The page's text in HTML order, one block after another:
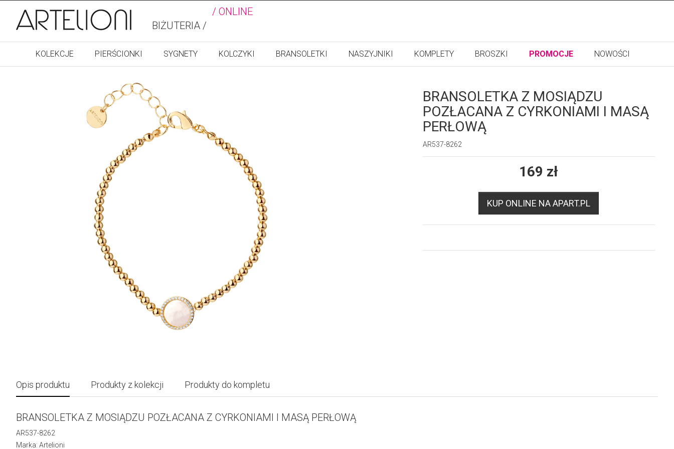
/ ONLINE
BIŻUTERIA /
KOLEKCJE PIERŚCIONKI SYGNETY KOLCZYKI BRANSOLETKI NASZYJNIKI KOMPLETY BROSZKI PROMOCJE NOWOŚCI
BRANSOLETKA Z MOSIĄDZU
POZŁACANA Z CYRKONIAMI I MASĄ
PERŁOWĄ
AR537-8262
169 zł
KUP ONLINE NA APART.PL
Opis produktu Produkty z kolekcji Produkty do kompletu
BRANSOLETKA Z MOSIĄDZU POZŁACANA Z CYRKONIAMI I MASĄ PERŁOWĄ
AR537-8262
Marka: Artelioni